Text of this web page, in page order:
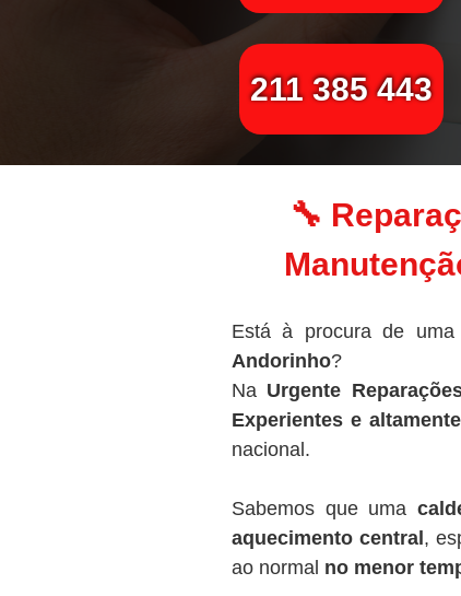
211 385 443
🔧
Está à procura de uma
Andorinho?
Na Urgente
Experientes e
nacional.
Sabemos que uma
aquecimento central ,
ao normal no menor